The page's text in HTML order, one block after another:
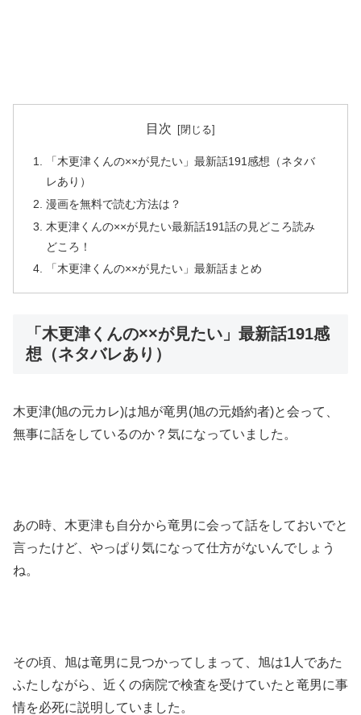
目次
「木更津くんの××が見たい」最新話191感想（ネタバ
レあり）
漫画を無料で読む方法は？
木更津くんの××が見たい最新話191話の見どころ読み
どころ！
「木更津くんの××が見たい」最新話まとめ
「木更津くんの××が見たい」最新話191感
想（ネタバレあり）
木更津(旭の元カレ)は旭が竜男(旭の元婚約者)と会って、
無事に話をしているのか？気になっていました。
あの時、木更津も自分から竜男に会って話をしておいでと
言ったけど、やっぱり気になって仕方がないんでしょう
ね。
その頃、旭は竜男に見つかってしまって、旭は1人であた
ふたしながら、近くの病院で検査を受けていたと竜男に事
情を必死に説明していました。